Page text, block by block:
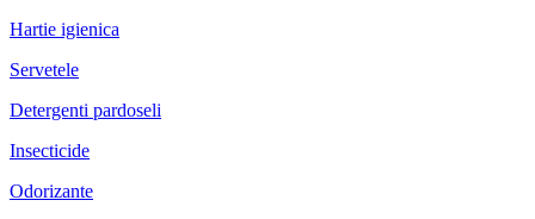
Hartie igienica
Servetele
Detergenti pardoseli
Insecticide
Odorizante